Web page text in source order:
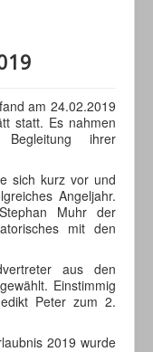
am 24.02.2019
statt. Es nahmen
ihrer
sich kurz vor und
Angeljahr.
Muhr der
mit den
aus den
Einstimmig
Peter zum 2.
2019 wurde